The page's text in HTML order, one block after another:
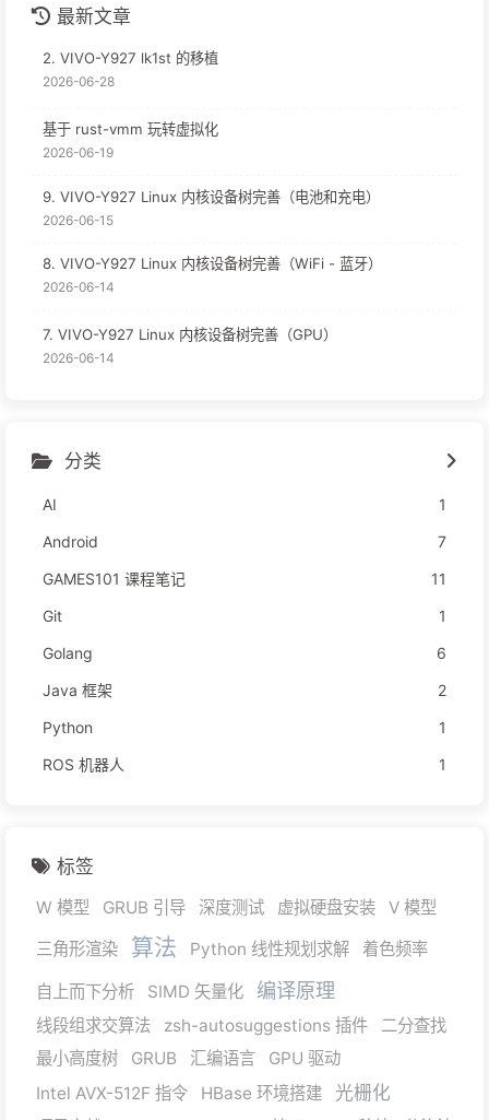
最新文章
2. VIVO-Y927 lk1st 的移植
2026-06-28
基于 rust-vmm 玩转虚拟化
2026-06-19
9. VIVO-Y927 Linux 内核设备树完善（电池和充电）
2026-06-15
8. VIVO-Y927 Linux 内核设备树完善（WiFi - 蓝牙）
2026-06-14
7. VIVO-Y927 Linux 内核设备树完善（GPU）
2026-06-14
分类
AI
1
Android
7
GAMES101 课程笔记
11
Git
1
Golang
6
Java 框架
2
Python
1
ROS 机器人
1
标签
W 模型 GRUB 引导 深度测试 虚拟硬盘安装
V 模型
三角形渲染
算法 Python 线性规划求解 着色频率
自上而下分析 SIMD 矢量化 编译原理
线段组求交算法 zsh-autosuggestions 插件
二分查找
最小高度树
GRUB 汇编语言
GPU 驱动
Intel AVX-512F 指令
HBase 环境搭建 光栅化